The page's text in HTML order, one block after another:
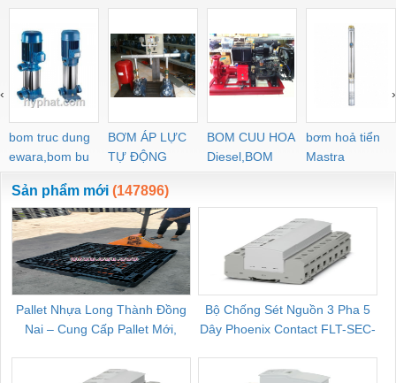
bom truc dung
ewara,bom bu
ewara
BƠM ÁP LỰC
TỰ ĐỘNG
BOM CUU HOA
Diesel,BOM
CHUA CHAY
bơm hoả tiển
Mastra
‹ ›
Sản phẩm mới (147896)
Pallet Nhựa Long Thành Đồng
Nai – Cung Cấp Pallet Mới,
Bộ Chống Sét Nguồn 3 Pha 5
Dây Phoenix Contact FLT-SEC-